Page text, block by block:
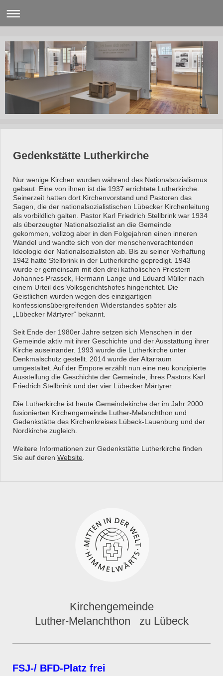
Gedenkstätte Lutherkirche
Nur wenige Kirchen wurden während des Nationalsozialismus
gebaut. Eine von ihnen ist die 1937 errichtete Lutherkirche.
Seinerzeit hatten dort Kirchenvorstand und Pastoren das
Sagen, die der nationalsozialistischen Lübecker Kirchenleitung
als vorbildlich galten. Pastor Karl Friedrich Stellbrink war 1934
als überzeugter Nationalsozialist an die Gemeinde
gekommen, vollzog aber in den Folgejahren einen inneren
Wandel und wandte sich von der menschenverachtenden
Ideologie der Nationalsozialisten ab. Bis zu seiner Verhaftung
1942 hatte Stellbrink in der Lutherkirche gepredigt. 1943
wurde er gemeinsam mit den drei katholischen Priestern
Johannes Prassek, Hermann Lange und Eduard Müller nach
einem Urteil des Volksgerichtshofes hingerichtet. Die
Geistlichen wurden wegen des einzigartigen
konfessionsübergreifenden Widerstandes später als
„Lübecker Märtyrer“ bekannt.
Seit Ende der 1980er Jahre setzen sich Menschen in der
Gemeinde aktiv mit ihrer Geschichte und der Ausstattung ihrer
Kirche auseinander. 1993 wurde die Lutherkirche unter
Denkmalschutz gestellt. 2014 wurde der Altarraum
umgestaltet. Auf der Empore erzählt nun eine neu konzipierte
Ausstellung die Geschichte der Gemeinde, ihres Pastors Karl
Friedrich Stellbrink und der vier Lübecker Märtyrer.
Die Lutherkirche ist heute Gemeindekirche der im Jahr 2000
fusionierten Kirchengemeinde Luther-Melanchthon und
Gedenkstätte des Kirchenkreises Lübeck-Lauenburg und der
Nordkirche zugleich.
Weitere Informationen zur Gedenkstätte Lutherkirche finden
Sie auf deren Website
Kirchengemeinde
Luther-Melanchthon zu Lübeck
FSJ-/ BFD-Platz frei